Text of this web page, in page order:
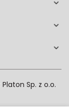
Platon Sp. z o.o.